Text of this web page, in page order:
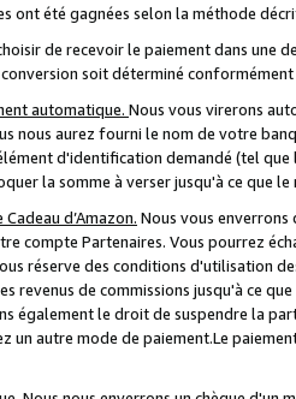
ont été gagnées selon la méthode
de recevoir le paiement dans une
soit déterminé
automatique. Nous vous virerons
nous aurez fourni le nom de votre
d'identification demandé (tel que
la somme à verser jusqu'à ce que
d’Amazon. Nous vous
compte Partenaires. Vous pourrez
réserve des conditions d'utilisation
revenus de commissions jusqu'à ce
également le droit de suspendre la
un autre mode de paiement.Le